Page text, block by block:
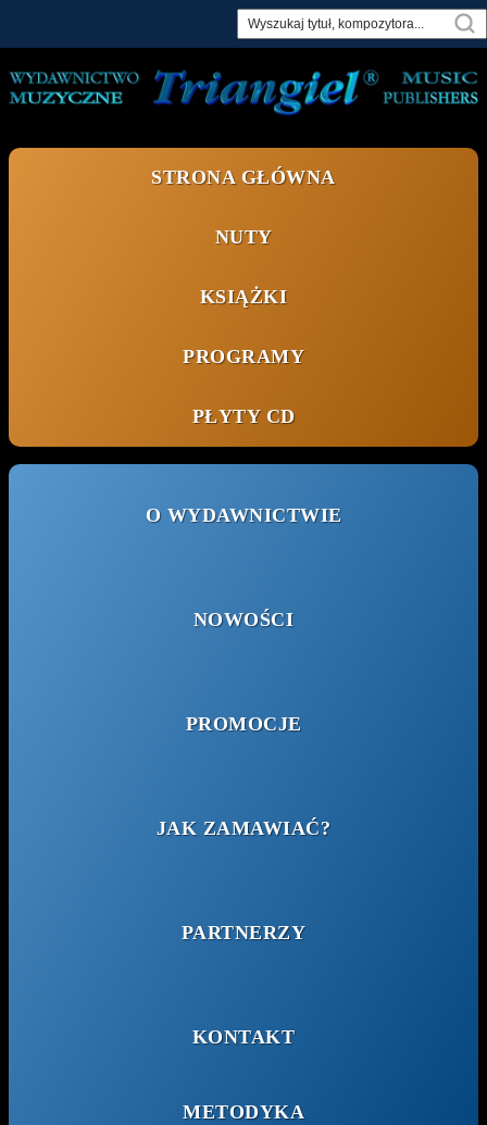
content
STRONA GŁÓWNA
NUTY
KSIĄŻKI
PROGRAMY
PŁYTY CD
O WYDAWNICTWIE
NOWOŚCI
PROMOCJE
JAK ZAMAWIAĆ?
PARTNERZY
KONTAKT
METODYKA